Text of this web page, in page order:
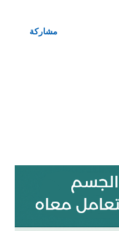
مشاركة